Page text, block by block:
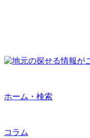
ホーム・検索
コラム